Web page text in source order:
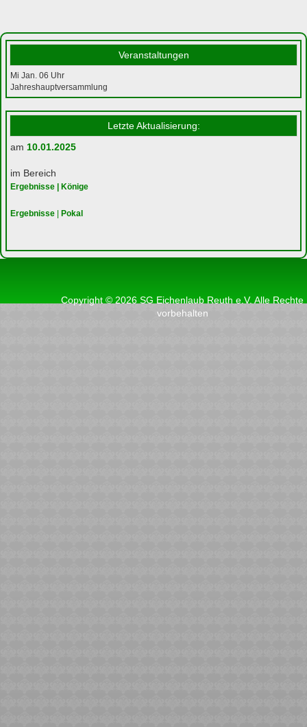
Veranstaltungen
Mi Jan. 06 Uhr
Jahreshauptversammlung
Letzte Aktualisierung:
am 10.01.2025
im Bereich
Ergebnisse | Könige
Ergebnisse | Pokal
Copyright © 2026 SG Eichenlaub Reuth e.V. Alle Rechte
vorbehalten